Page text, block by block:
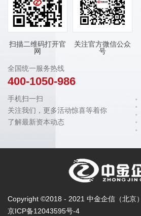
扫描二维码打开官
网
关注官方微信公众
号
全国统一服务热线
400-1050-986
手机扫一扫
关注我们，更多活动惊喜等着你
了解最新资本动态
Copyright ©2018 - 2021 中金企信（北京
京ICP备12043595号-4